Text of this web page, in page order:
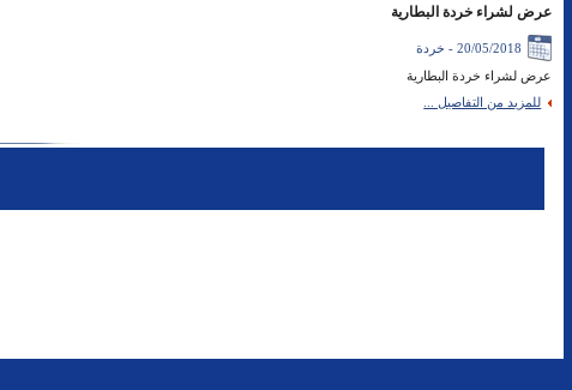
عرض لشراء خردة البطارية
20/05/2018 - خردة
عرض لشراء خردة البطارية
للمزيد من التفاصيل ...